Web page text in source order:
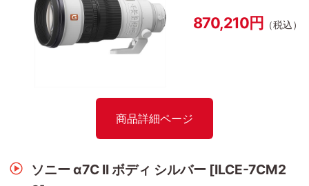
870,210円 （税込）
商品詳細ページ
ソニー α7C II ボディ シルバー [ILCE-7CM2